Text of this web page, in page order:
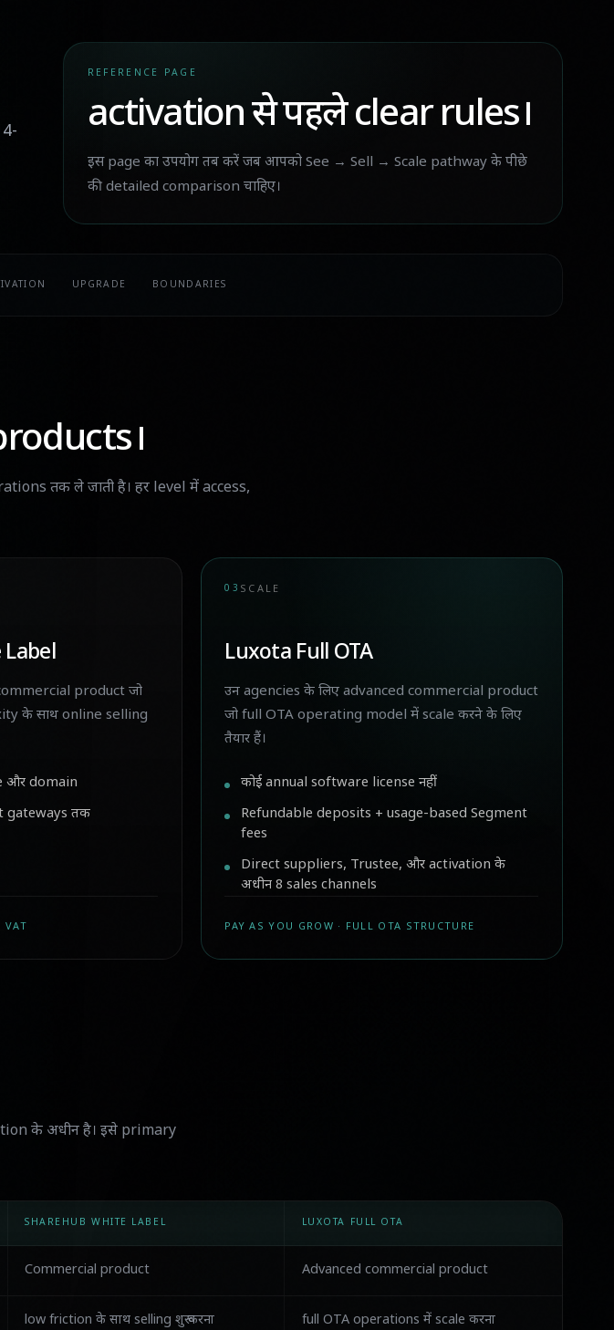
REFERENCE PAGE
activation से पहले clear rules।
इस page का उपयोग तब करें जब आपको See → Sell → Scale pathway के पीछे
की detailed comparison चाहिए।
UPGRADE BOUNDARIES
तक ले जाती है। हर level में access,
product जो
के साथ online selling
और domain
gateways तक
VAT
03 SCALE
Luxota Full OTA
उन agencies के लिए advanced commercial product
जो full OTA operating model में scale करने के लिए
तैयार हैं।
कोई annual software license नहीं
Refundable deposits + usage-based Segment
fees
Direct suppliers, Trustee, और activation के
अधीन 8 sales channels
PAY AS YOU GROW · FULL OTA STRUCTURE
के अधीन है। इसे primary
SHAREHUB WHITE LABEL LUXOTA FULL OTA
Commercial product Advanced commercial product
low friction के साथ selling शुरू करना full OTA operations में scale करना